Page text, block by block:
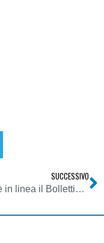
SUCCESSIVO
Agcm è in linea il Bollettino 51/2009